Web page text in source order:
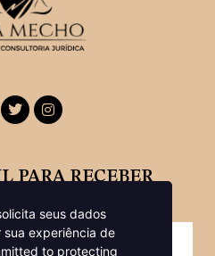
PARA RECEBER
seus dados
sua experiência de
to protecting